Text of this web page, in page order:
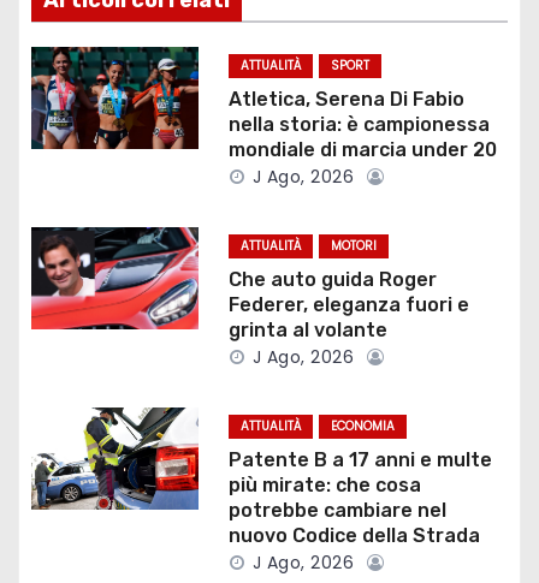
z
i
o
e
a
i
c
ATTUALITÀ SPORT
Atletica, Serena Di Fabio
nella storia: è campionessa
mondiale di marcia under 20
J Ago, 2026
ATTUALITÀ MOTORI
Che auto guida Roger
Federer, eleganza fuori e
grinta al volante
J Ago, 2026
ATTUALITÀ ECONOMIA
Patente B a 17 anni e multe
più mirate: che cosa
potrebbe cambiare nel
nuovo Codice della Strada
J Ago, 2026